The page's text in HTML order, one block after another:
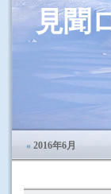
見聞
« 2016年6月